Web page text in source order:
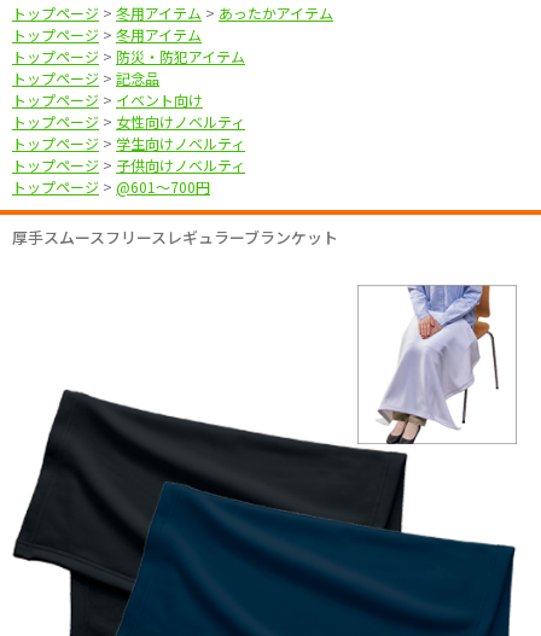
トップページ > 冬用アイテム > あったかアイテム
トップページ > 冬用アイテム
トップページ > 防災・防犯アイテム
トップページ > 記念品
トップページ > イベント向け
トップページ > 女性向けノベルティ
トップページ > 学生向けノベルティ
トップページ > 子供向けノベルティ
トップページ > @601〜700円
厚手スムースフリースレギュラーブランケット